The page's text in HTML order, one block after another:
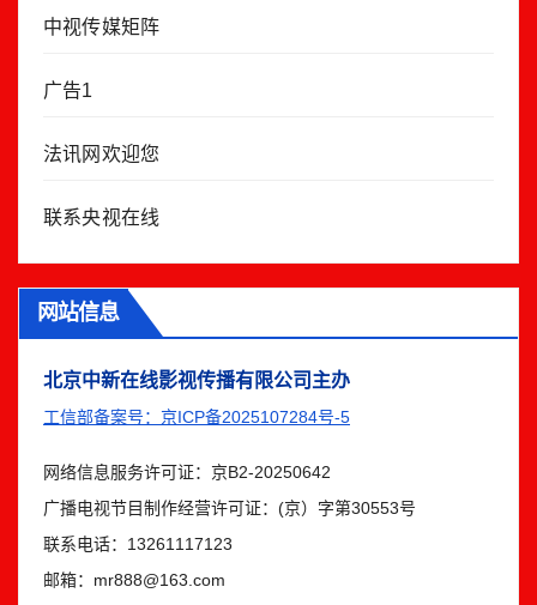
中视传媒矩阵
广告1
法讯网欢迎您
联系央视在线
网站信息
北京中新在线影视传播有限公司主办
工信部备案号：京ICP备2025107284号-5
网络信息服务许可证：京B2-20250642
广播电视节目制作经营许可证：(京）字第30553号
联系电话：13261117123
邮箱：mr888@163.com